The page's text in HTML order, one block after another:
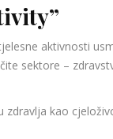
aktivnosti
sektore –
zdravlja kao